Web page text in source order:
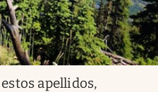
apellidos,